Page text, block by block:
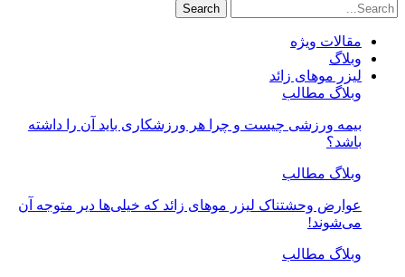
مقالات ویژه
وبلاگ
لیزر موهای زائد
وبلاگ مطالب
بیمه ورزشی چیست و چرا هر ورزشکاری باید آن را داشته
باشد؟
وبلاگ مطالب
عوارض وحشتناک لیزر موهای زائد که خیلی‌ها دیر متوجه آن
می‌شوند!
وبلاگ مطالب